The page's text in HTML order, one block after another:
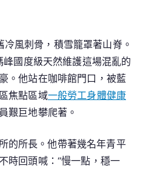
風刺骨，積雪籠罩著山脊。
國度級天然維護這場混亂的
。他站在咖啡館門口，被藍
焦點區域一般勞工身體健康
艱巨地攀爬著。
的所長。他帶著幾名年青平
時回頭喊：“慢一點，穩一